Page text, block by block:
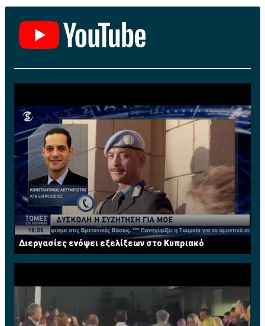
Διεργασίες ενόψει εξελίξεων στο Κυπριακό